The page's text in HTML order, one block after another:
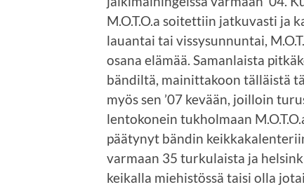
M.O.T.O.a soitettiin jatkuvasti ja
lauantai tai vissysunnuntai,
osana elämää. Samanlaista
bändiltä, mainittakoon tälläistä
myös sen ’07 kevään, joilloin
lentokonein tukholmaan
päätynyt bändin
varmaan 35 turkulaista ja
keikalla miehistössä taisi olla